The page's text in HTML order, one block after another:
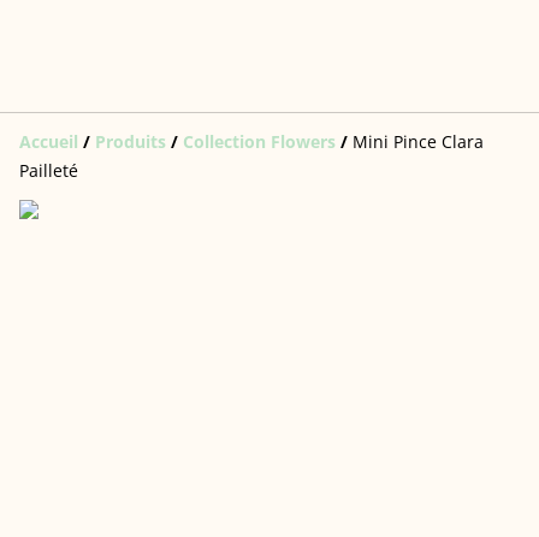
Accueil / Produits / Collection Flowers / Mini Pince Clara
Pailleté